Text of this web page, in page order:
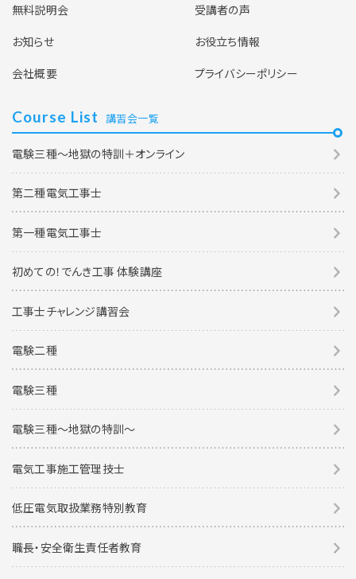
無料説明会
受講者の声
お知らせ
お役立ち情報
会社概要
プライバシーポリシー
Course List 講習会一覧
電験三種～地獄の特訓＋オンライン
第二種電気工事士
第一種電気工事士
初めての！でんき工事 体験講座
工事士チャレンジ講習会
電験二種
電験三種
電験三種〜地獄の特訓〜
電気工事施工管理技士
低圧電気取扱業務特別教育
職長・安全衛生責任者教育